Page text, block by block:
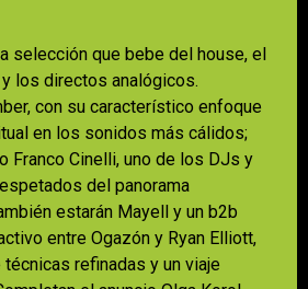
selección que bebe del house, el
los directos analógicos.
con su característico enfoque
en los sonidos más cálidos;
Franco Cinelli, uno de los DJs y
del panorama
estarán Mayell y un b2b
entre Ogazón y Ryan Elliott,
refinadas y un viaje